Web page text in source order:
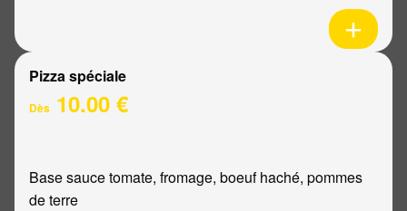
Pizza spéciale
Dès 10.00 €
Base sauce tomate, fromage, boeuf haché, pommes
de terre